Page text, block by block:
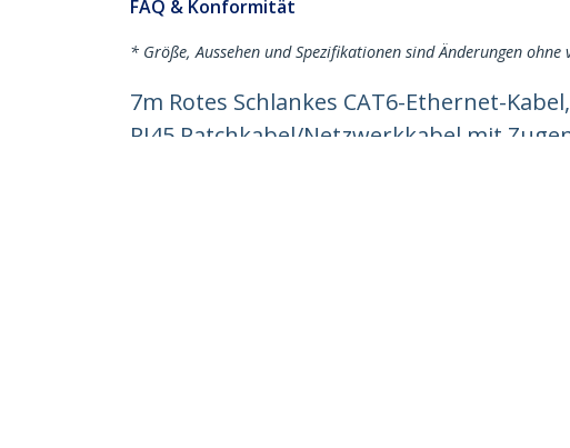
FAQ & Konformität
* Größe, Aussehen und Spezifikationen sind Änderungen
7m Rotes Schlankes CAT6-Ethernet-
RJ45 Patchkabel/Netzwerkkabel mit